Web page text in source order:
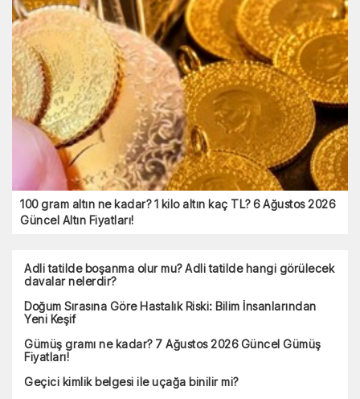
100 gram altın ne kadar? 1 kilo altın kaç TL? 6 Ağustos 2026
Güncel Altın Fiyatları!
Adli tatilde boşanma olur mu? Adli tatilde hangi görülecek
davalar nelerdir?
Doğum Sırasına Göre Hastalık Riski: Bilim İnsanlarından
Yeni Keşif
Gümüş gramı ne kadar? 7 Ağustos 2026 Güncel Gümüş
Fiyatları!
Geçici kimlik belgesi ile uçağa binilir mi?